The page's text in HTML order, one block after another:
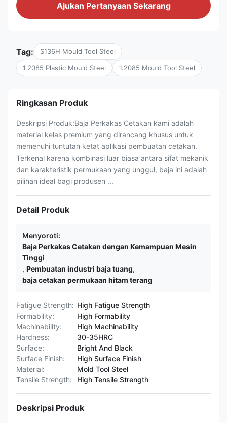
Ajukan Pertanyaan Sekarang
Tag: S136H Mould Tool Steel
1.2085 Plastic Mould Steel 1.2085 Mould Tool Steel
Ringkasan Produk
Deskripsi Produk:Baja Perkakas Cetakan kami adalah
material kelas premium yang dirancang khusus untuk
memenuhi tuntutan ketat aplikasi pembuatan cetakan.
Terkenal karena kombinasi luar biasa antara sifat mekanik
dan karakteristik permukaan yang unggul, baja ini adalah
pilihan ideal bagi produsen ...
Detail Produk
Menyoroti:
Baja Perkakas Cetakan dengan Kemampuan Mesin
Tinggi
, Pembuatan industri baja tuang,
baja cetakan permukaan hitam terang
Fatigue Strength: High Fatigue Strength
Formability:
High Formability
Machinability:
High Machinability
Hardness:
30-35HRC
Surface:
Bright And Black
Surface Finish:
High Surface Finish
Material:
Mold Tool Steel
Tensile Strength:
High Tensile Strength
Deskripsi Produk